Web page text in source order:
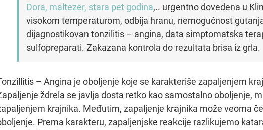
Dora, maltezer, stara pet godina,.. urgentno dovedena u
visokom temperaturom, odbija hranu, nemogućnost
dijagnostikovan tonzilitis – angina, data simptomatska
sulfopreparati. Zakazana kontrola do rezultata brisa iz grla.
– Angina je oboljenje koje se karakteriše zapaljenjem
ždrela se javlja dosta retko kao samostalno oboljenje,
krajnika. Međutim, zapaljenje krajnika može veoma
Prema karakteru, zapaljenjske reakcije razlikujemo